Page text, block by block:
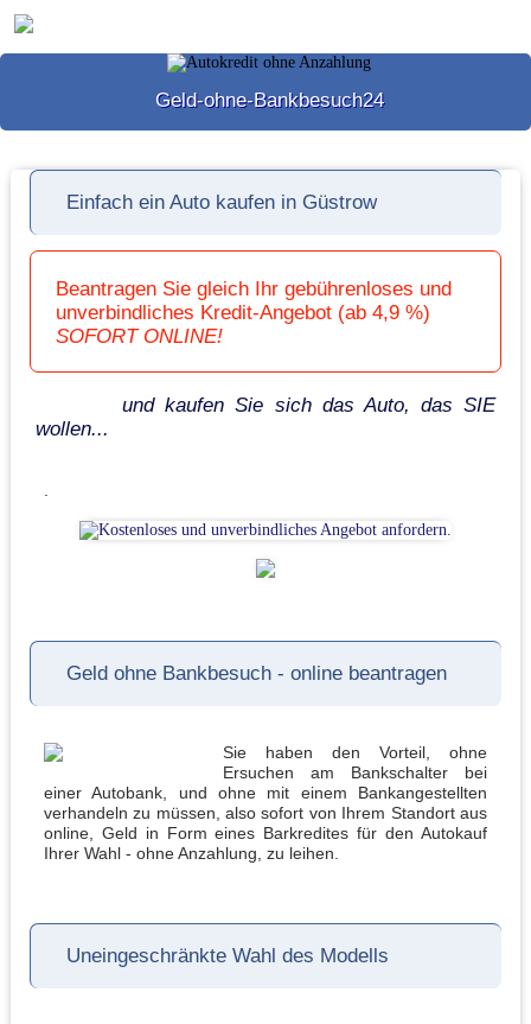
Geld-ohne-Bankbesuch24
Einfach ein Auto kaufen in Güstrow
Beantragen Sie gleich Ihr gebührenloses und
unverbindliches Kredit-Angebot (ab 4,9 %)
SOFORT ONLINE!
und kaufen Sie sich das Auto, das SIE
wollen...
Geld ohne Bankbesuch - online beantragen
Sie haben den Vorteil, ohne
Ersuchen am Bankschalter bei
einer Autobank, und ohne mit einem Bankangestellten
verhandeln zu müssen, also sofort von Ihrem Standort aus
online, Geld in Form eines Barkredites für den Autokauf
Ihrer Wahl - ohne Anzahlung, zu leihen.
Uneingeschränkte Wahl des Modells